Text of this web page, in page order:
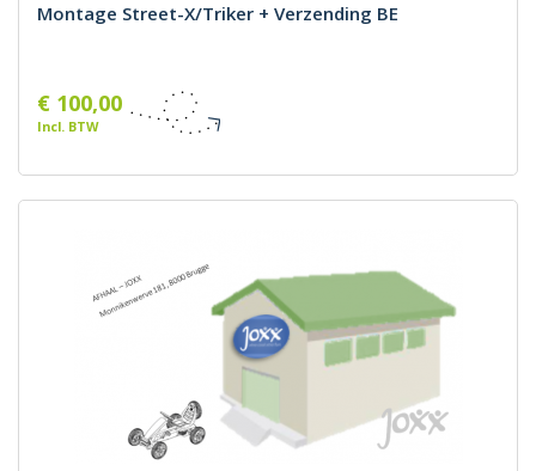
Montage Street-X/Triker + Verzending BE
€ 100,00
Incl. BTW